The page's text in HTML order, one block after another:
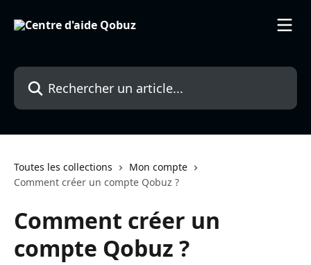
Rechercher un article...
Toutes les collections
Mon compte
Comment créer un compte Qobuz ?
Comment créer un
compte Qobuz ?